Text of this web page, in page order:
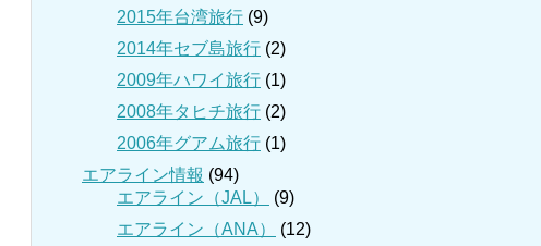
2015年台湾旅行 (9)
2014年セブ島旅行 (2)
2009年ハワイ旅行 (1)
2008年タヒチ旅行 (2)
2006年グアム旅行 (1)
エアライン情報 (94)
エアライン（JAL）
(9)
エアライン（ANA）
(12)